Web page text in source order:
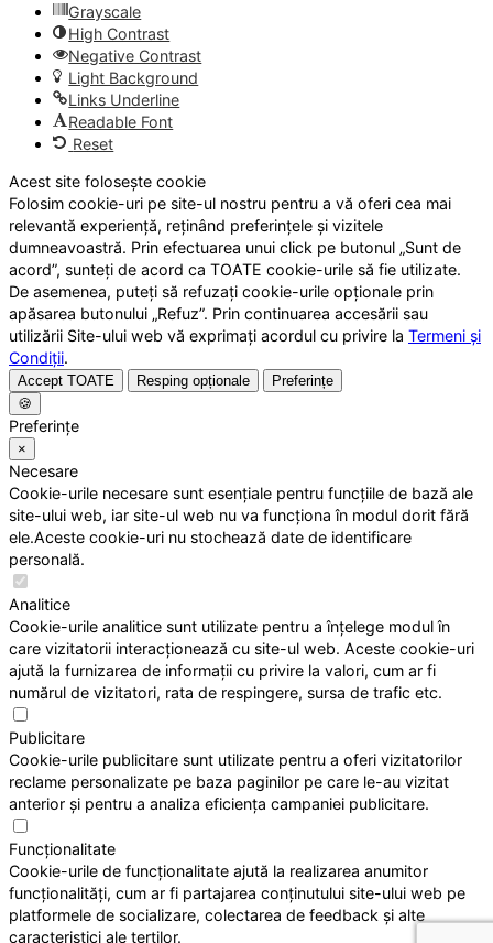
Grayscale
High Contrast
Negative Contrast
Light Background
Links Underline
Readable Font
Reset
Acest site folosește cookie
Folosim cookie-uri pe site-ul nostru pentru a vă oferi cea mai
relevantă experiență, reținând preferințele și vizitele
dumneavoastră. Prin efectuarea unui click pe butonul „Sunt de
acord”, sunteți de acord ca TOATE cookie-urile să fie utilizate.
De asemenea, puteți să refuzați cookie-urile opționale prin
apăsarea butonului „Refuz”. Prin continuarea accesării sau
utilizării Site-ului web vă exprimați acordul cu privire la Termeni și
Condiții.
Accept TOATE Resping opționale
Preferințe
🍪
Preferințe
×
Necesare
Cookie-urile necesare sunt esențiale pentru funcțiile de bază ale
site-ului web, iar site-ul web nu va funcționa în modul dorit fără
ele.Aceste cookie-uri nu stochează date de identificare
personală.
Analitice
Cookie-urile analitice sunt utilizate pentru a înțelege modul în
care vizitatorii interacționează cu site-ul web. Aceste cookie-uri
ajută la furnizarea de informații cu privire la valori, cum ar fi
numărul de vizitatori, rata de respingere, sursa de trafic etc.
Publicitare
Cookie-urile publicitare sunt utilizate pentru a oferi vizitatorilor
reclame personalizate pe baza paginilor pe care le-au vizitat
anterior și pentru a analiza eficiența campaniei publicitare.
Funcționalitate
Cookie-urile de funcționalitate ajută la realizarea anumitor
funcționalități, cum ar fi partajarea conținutului site-ului web pe
platformele de socializare, colectarea de feedback și alte
caracteristici ale terților.